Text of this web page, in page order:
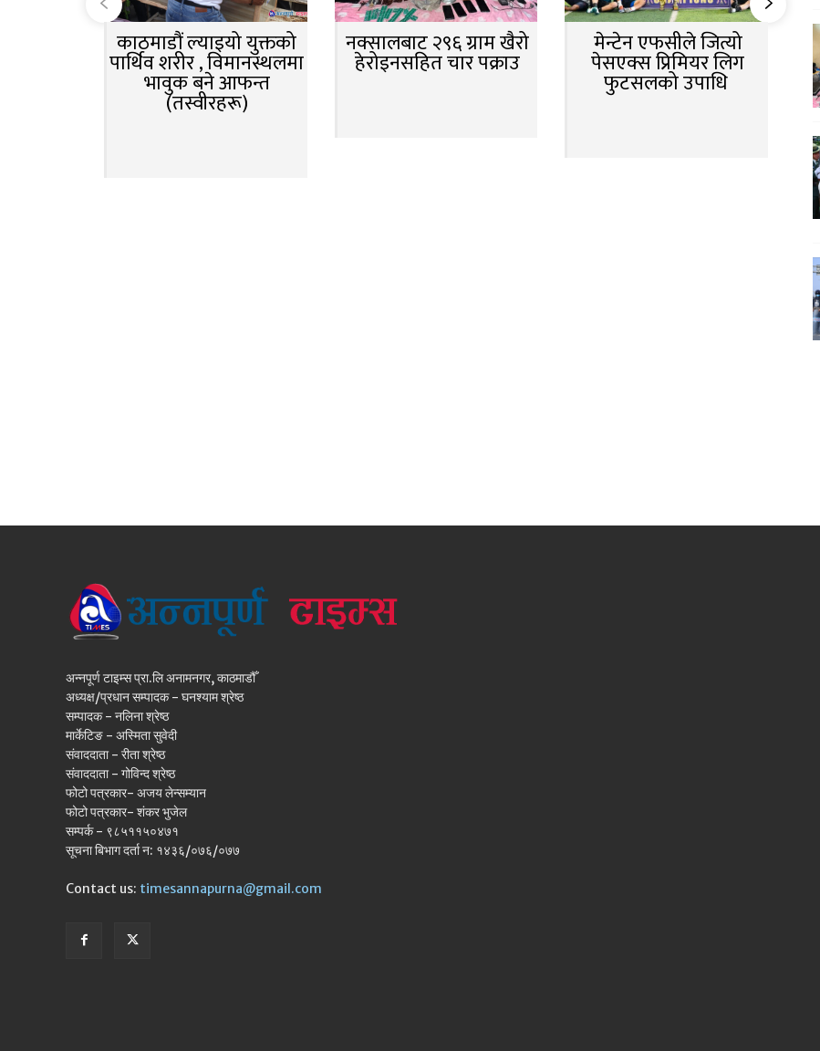
काठमाडौं ल्याइयो युक्तको
पार्थिव शरीर , विमानस्थलमा
भावुक बने आफन्त
(तस्वीरहरू)
नक्सालबाट २९६ ग्राम खैरो
हेरोइनसहित चार पक्राउ
मेन्टेन एफसीले जित्यो
पेसएक्स प्रिमियर लिग
फुटसलको उपाधि
अन्नपूर्ण टाइम्स प्रा.लि अनामनगर, काठमाडौँ
अध्यक्ष/प्रधान सम्पादक - घनश्याम श्रेष्ठ
सम्पादक - नलिना श्रेष्ठ
मार्केटिङ - अस्मिता सुवेदी
संवाददाता - रीता श्रेष्ठ
संवाददाता - गोविन्द श्रेष्ठ
फोटो पत्रकार- अजय लेन्सम्यान
फोटो पत्रकार- शंकर भुजेल
सम्पर्क - ९८५११५०४७१
सूचना बिभाग दर्ता न: १४३६/०७६/०७७
Contact us: timesannapurna@gmail.com